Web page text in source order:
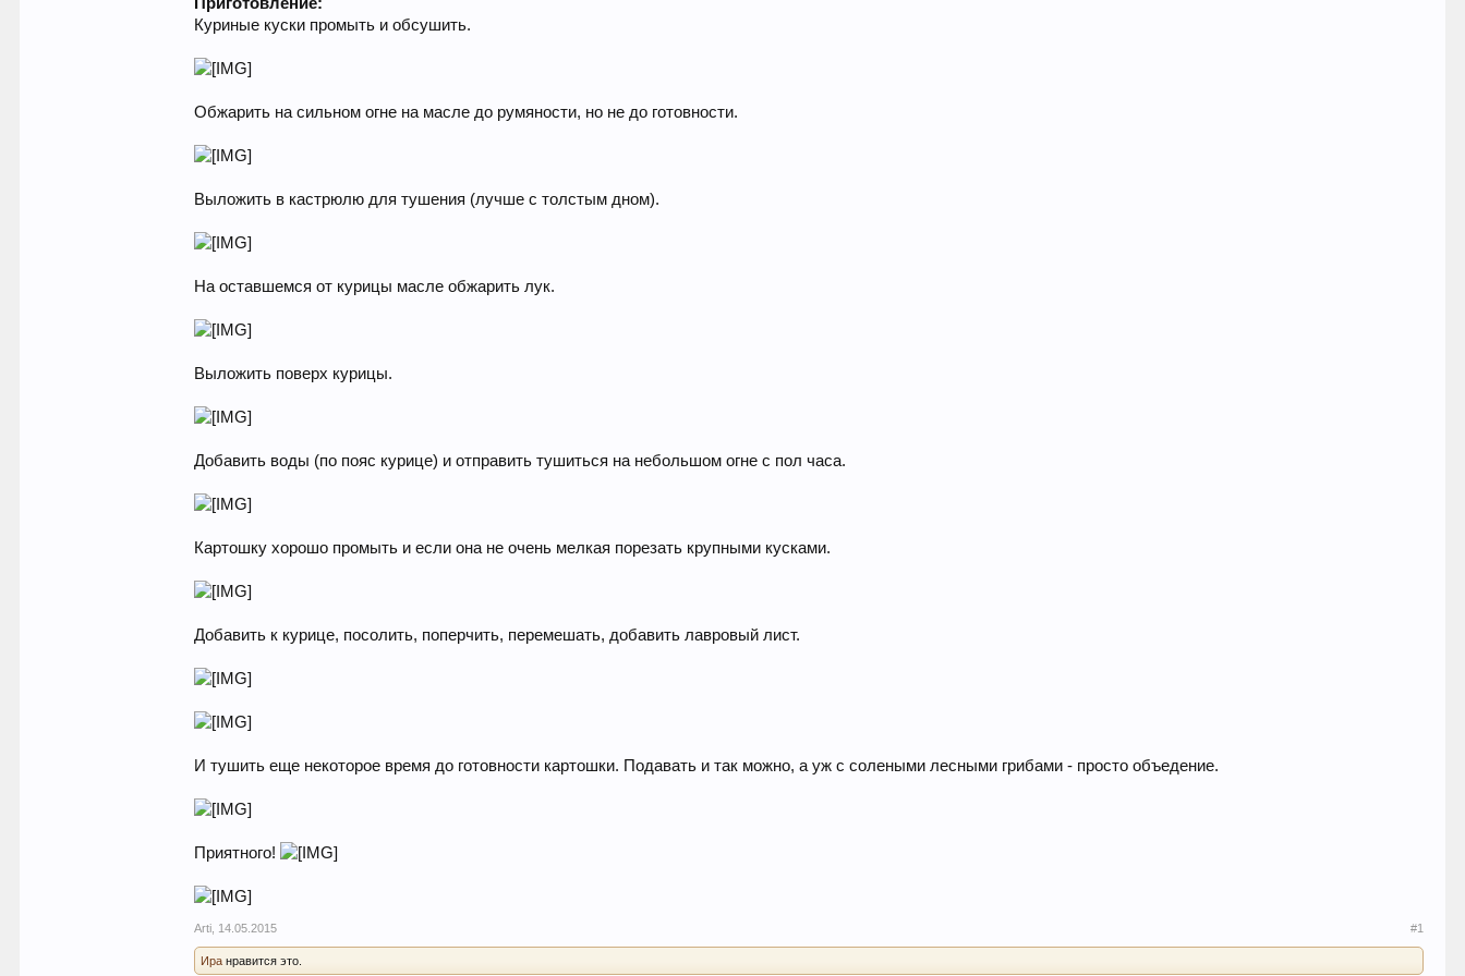
Куриные куски промыть и обсушить.
Обжарить на сильном огне на масле до румяности, но не до готовности.
Выложить в кастрюлю для тушения (лучше с толстым дном).
На оставшемся от курицы масле обжарить лук.
Выложить поверх курицы.
Добавить воды (по пояс курице) и отправить тушиться на небольшом огне с пол часа.
Картошку хорошо промыть и если она не очень мелкая порезать крупными кусками.
Добавить к курице, посолить, поперчить, перемешать, добавить лавровый лист.
И тушить еще некоторое время до готовности картошки. Подавать и так можно, а уж с солеными лесными грибами - просто объедение.
Приятного!
Arti 14.05.2015 #1
Ира нравится это.